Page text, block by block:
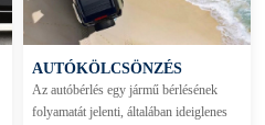
AUTÓKÖLCSÖNZÉS
Az autóbérlés egy jármű bérlésének
folyamatát jelenti, általában ideiglenes